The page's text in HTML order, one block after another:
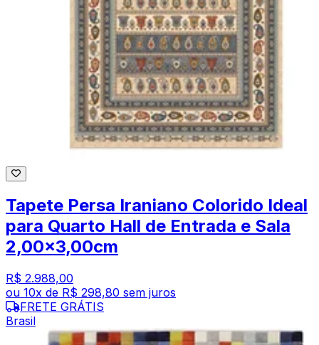
Tapete Persa Iraniano Colorido Ideal
para Quarto Hall de Entrada e Sala
2,00x3,00cm
R$ 2.988,00
ou 10x de R$ 298,80 sem juros
FRETE GRÁTIS
Brasil